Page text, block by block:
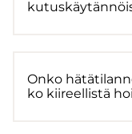
Onko
ko kii­reel­lis­tä